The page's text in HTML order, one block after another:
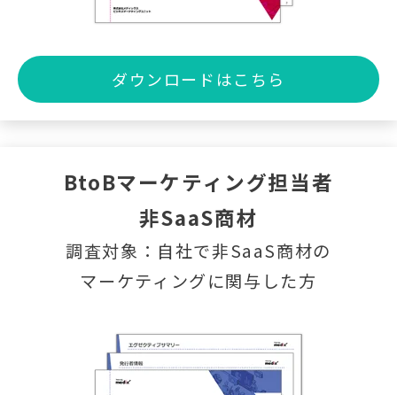
ダウンロードはこちら
BtoBマーケティング担当者
非SaaS商材
調査対象：自社で非SaaS商材の
マーケティングに関与した方